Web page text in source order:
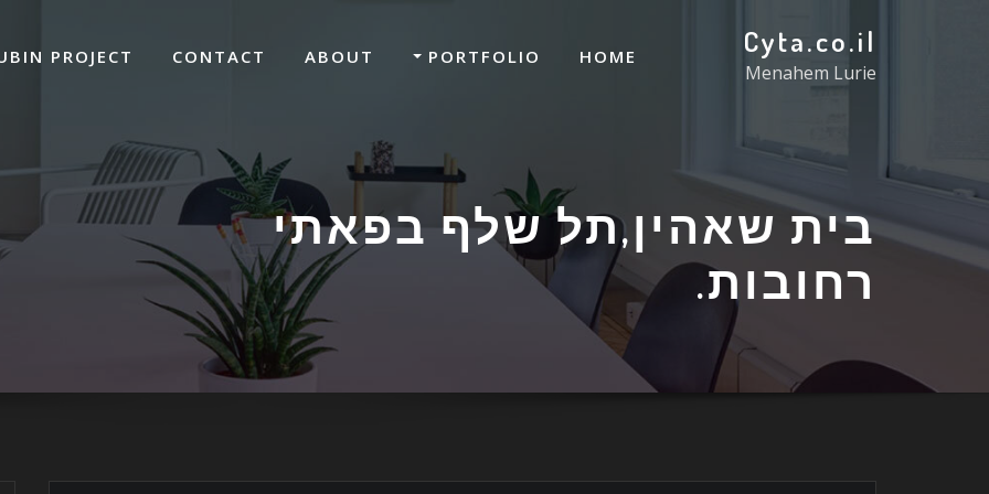
Cyta.co.il
Menahem Lurie
HOME
PORTFOLIO
ABOUT
CONTACT
PROJECT
בית שאהין,תל שלף בפאתי
רחובות.